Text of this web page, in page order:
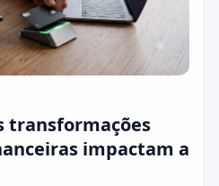
transformações
impactam a